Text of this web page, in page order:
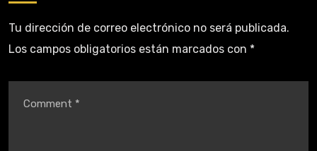
Tu dirección de correo electrónico no será publicada.
Los campos obligatorios están marcados con *